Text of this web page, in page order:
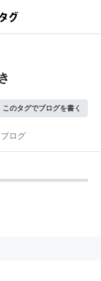
このタグでブログを書く
ログ